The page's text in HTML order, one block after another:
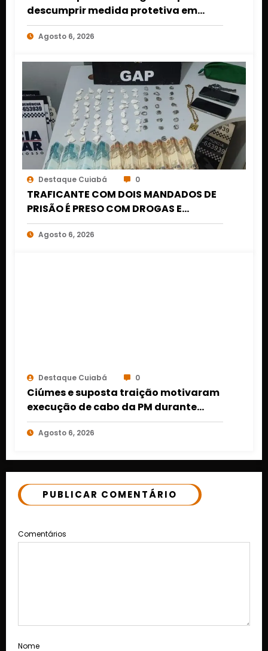
descumprir medida protetiva em
Cuiabá após acionamento de botão
do pânico
Agosto 6, 2026
Destaque Cuiabá 0
TRAFICANTE COM DOIS MANDADOS DE
PRISÃO É PRESO COM DROGAS E
DINHEIRO NO 1º DE MARÇO EM CUIABÁ
Agosto 6, 2026
Destaque Cuiabá 0
Ciúmes e suposta traição motivaram
execução de cabo da PM durante
projeto social em Várzea Grande
Agosto 6, 2026
PUBLICAR COMENTÁRIO
Comentários
Nome